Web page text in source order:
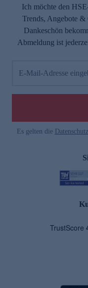
Ich möchte den
Trends, Angebote
Dankeschön
Abmeldung ist
E-Mail-Adresse
Es gelten die